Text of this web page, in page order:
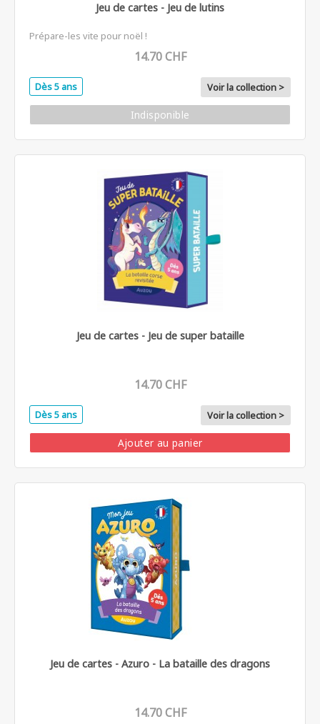
Jeu de cartes - Jeu de lutins
Prépare-les vite pour noël !
14.70 CHF
Dès 5 ans Voir la collection >
Indisponible
Jeu de cartes - Jeu de super bataille
14.70 CHF
Dès 5 ans Voir la collection >
Ajouter au panier
Jeu de cartes - Azuro - La bataille des dragons
14.70 CHF